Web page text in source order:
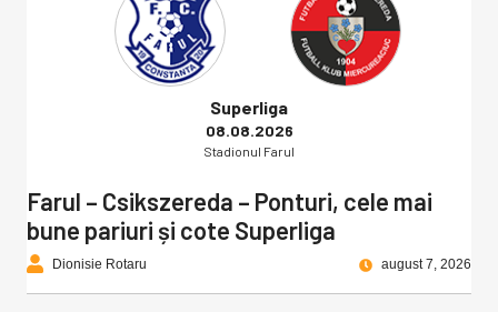
Superliga
08.08.2026
Stadionul Farul
Farul – Csikszereda – Ponturi, cele mai
bune pariuri și cote Superliga
Dionisie Rotaru august 7, 2026